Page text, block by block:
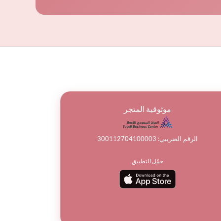
موثوقية المتجر
الرقم الضريبي: 300112704100003
حمّل التطبيق